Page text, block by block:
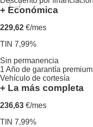
+ Económica
229,62 €/mes
TIN 7,99%
Sin permanencia
1 Año de garantía premium
Vehículo de cortesía
+ La más completa
236,63 €/mes
TIN 7,99%